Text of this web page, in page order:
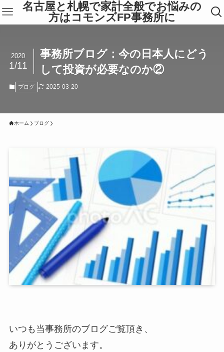
名古屋と札幌で家計全般でお悩みの
方はコモンズFP事務所に
事務所ブログ：今の日本人にどう
して投資が必要なのか②
2020
1/11
ブログ 2025-03-20
ホーム ブログ
いつも当事務所のブログご覧頂き、
ありがとうございます。